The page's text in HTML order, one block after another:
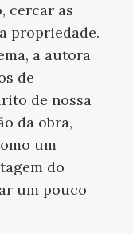
cercar as
propriedade.
a autora
de
de nossa
da obra,
um
do
um pouco